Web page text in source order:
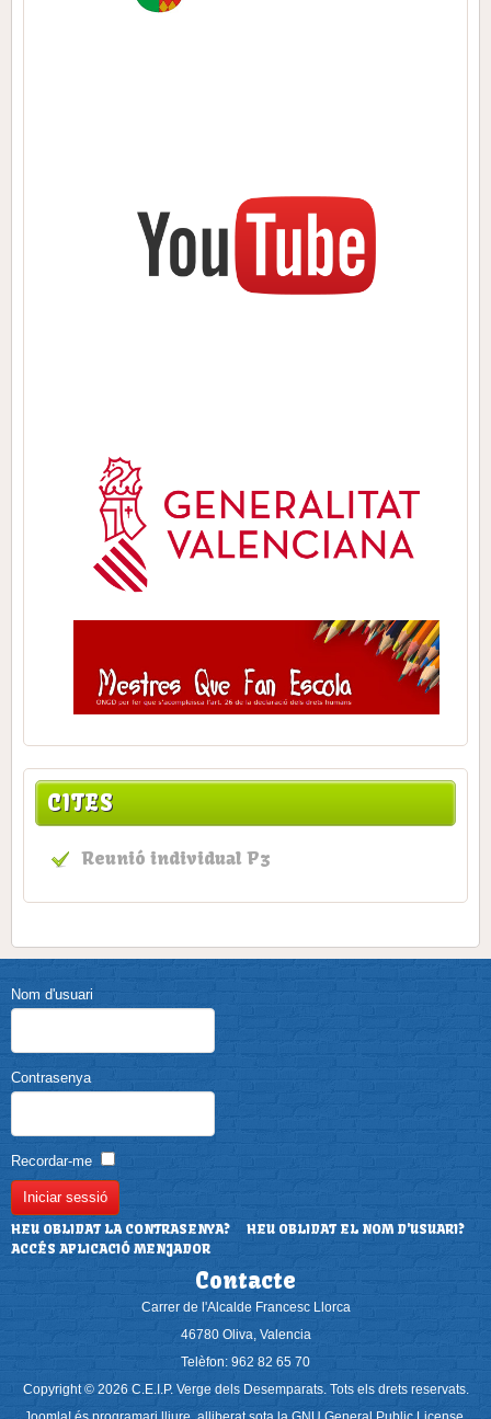
CITES
Reunió individual P3
Nom d'usuari
Contrasenya
Recordar-me
HEU OBLIDAT LA CONTRASENYA?
HEU OBLIDAT EL NOM D'USUARI?
ACCÉS APLICACIÓ MENJADOR
Contacte
Carrer de l'Alcalde Francesc Llorca
46780 Oliva, Valencia
Telèfon: 962 82 65 70
Copyright © 2026 C.E.I.P. Verge dels Desemparats. Tots els drets reservats.